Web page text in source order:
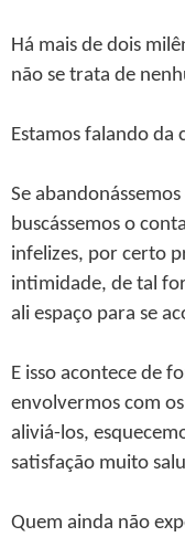
Há mais de dois
não se trata de
Estamos falando da
Se
buscássemos o
infelizes, por certo
intimidade, de tal
ali espaço para se
E isso acontece de
envolvermos com
aliviá-los,
satisfação muito
Quem ainda não